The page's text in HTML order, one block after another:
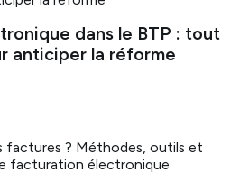
dans le BTP : tout
anticiper la réforme